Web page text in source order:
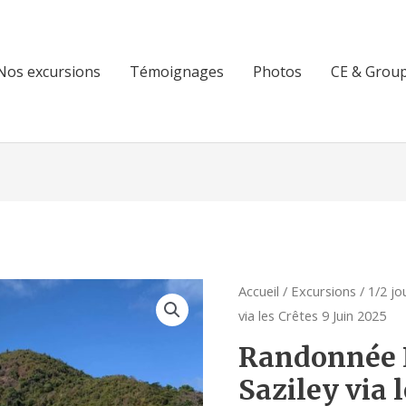
excursions Témoignages Photos CE &
Accueil / Excursions / 1/2
via les Crêtes 9 Juin 2025
Randonnée
Saziley via
quantité
de
Randonnée
La
pointe